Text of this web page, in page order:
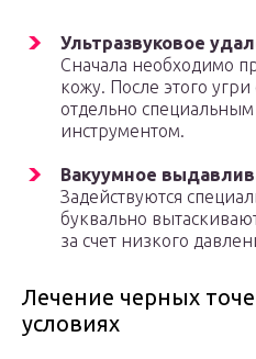
Ультразвуковое
Сначала необходимо
кожу. После этого
отдельно
инструментом.
Вакуумное
Задействуются
буквально
за счет низкого
Лечение черных
условиях